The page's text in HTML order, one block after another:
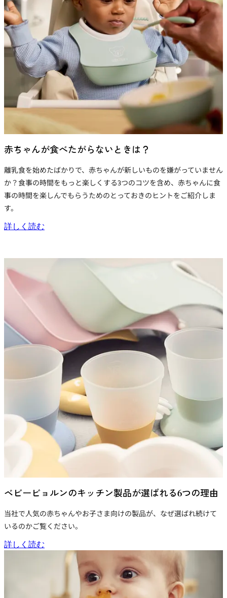
赤ちゃんが食べたがらないときは？
離乳食を始めたばかりで、赤ちゃんが新しいものを嫌がっていません
か？食事の時間をもっと楽しくする3つのコツを含め、赤ちゃんに食
事の時間を楽しんでもらうためのとっておきのヒントをご紹介しま
す。
詳しく読む
ベビービョルンのキッチン製品が選ばれる6つの理由
当社で人気の赤ちゃんやお子さま向けの製品が、なぜ選ばれ続けて
いるのかご覧ください。
詳しく読む